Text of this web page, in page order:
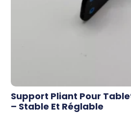
Support Pliant Pour
– Stable Et Réglable